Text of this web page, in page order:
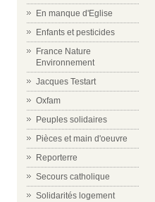
En manque d'Eglise
Enfants et pesticides
France Nature
Environnement
Jacques Testart
Oxfam
Peuples solidaires
Pièces et main d'oeuvre
Reporterre
Secours catholique
Solidarités logement